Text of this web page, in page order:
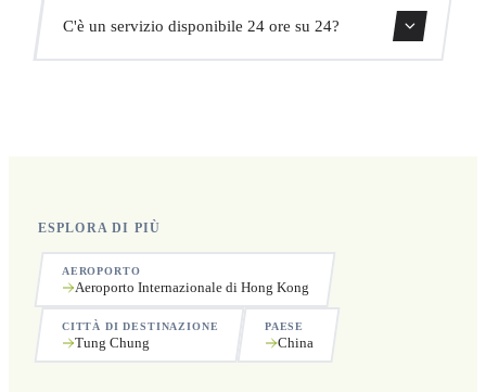
Sì, puoi cancellare gratuitamente fino a 24 ore prima del
ritiro.
C'è un servizio disponibile 24 ore su 24?
ESPLORA DI PIÙ
AEROPORTO
Aeroporto Internazionale di Hong Kong
CITTÀ DI DESTINAZIONE
Tung Chung
PAESE
China